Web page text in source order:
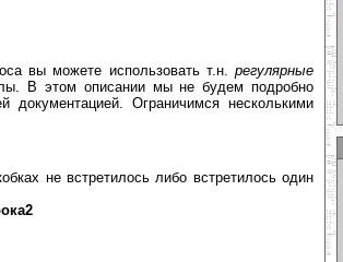
вы можете использовать т.н. регулярные
В этом описании мы не будем подробно
документацией. Ограничимся несколькими
не встретилось либо встретилось один